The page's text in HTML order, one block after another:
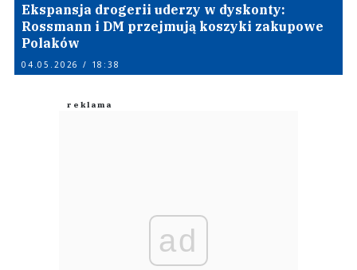
Ekspansja drogerii uderzy w dyskonty:
Rossmann i DM przejmują koszyki zakupowe
Polaków
04.05.2026 / 18:38
ad